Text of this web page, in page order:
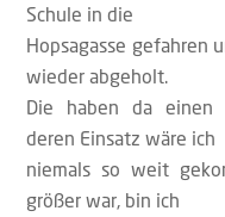
Schule in die
Hopsagasse gefahren
wieder abgeholt.
Die haben da einen
deren Einsatz wäre ich
niemals so weit
größer war, bin ich